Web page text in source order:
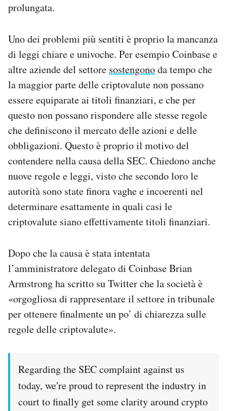
prolungata.
Uno dei problemi più sentiti è proprio la mancanza
di leggi chiare e univoche. Per esempio Coinbase e
altre aziende del settore sostengonoda tempo che
la maggior parte delle criptovalute non possano
essere equiparate ai titoli finanziari, e che per
questo non possano rispondere alle stesse regole
che definiscono il mercato delle azioni e delle
obbligazioni. Questo è proprio il motivo del
contendere nella causa della SEC. Chiedono anche
nuove regole e leggi, visto che secondo loro le
autorità sono state finora vaghe e incoerenti nel
determinare esattamente in quali casi le
criptovalute siano effettivamente titoli finanziari.
Dopo che la causa è stata intentata
l’amministratore delegato di Coinbase Brian
Armstrong ha scritto su Twitter che la società è
«orgogliosa di rappresentare il settore in tribunale
per ottenere finalmente un po’ di chiarezza sulle
regole delle criptovalute».
Regarding the SEC complaint against us
today, we're proud to represent the industry in
court to finally get some clarity around crypto